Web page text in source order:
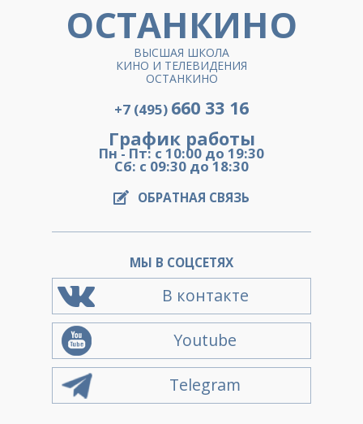
ОСТАНКИНО
ВЫСШАЯ ШКОЛА
КИНО И ТЕЛЕВИДЕНИЯ
ОСТАНКИНО
+7 (495) 660 33 16
График работы
Пн - Пт: с 10:00 до 19:30
Сб: с 09:30 до 18:30
ОБРАТНАЯ СВЯЗЬ
МЫ В СОЦСЕТЯХ
В контакте
Youtube
Telegram